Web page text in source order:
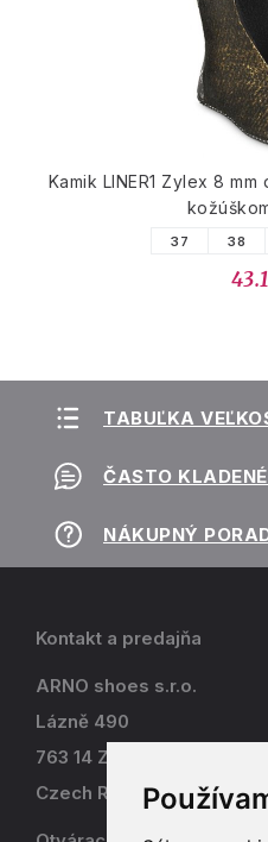
Kamik LINER1 Zylex 8
37 38
TABUĽKA
ČASTO
NÁKUPNÝ
Kontakt a predajňa
ARNO shoes s.r.o.
Lázně 490
763 14 Zlín - Kostelec
Czech Republic